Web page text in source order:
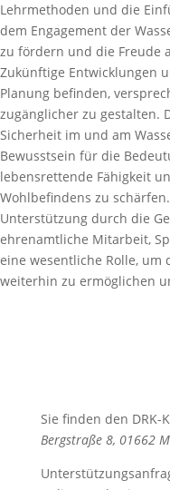
Lehrmethoden und die
dem Engagement der
zu fördern und die Freude
Zukünftige Entwicklungen
Planung befinden,
zugänglicher zu gestalten.
Sicherheit im und am
Bewusstsein für die
lebensrettende Fähigkeit
Wohlbefindens zu
Unterstützung durch die
ehrenamtliche Mitarbeit,
eine wesentliche Rolle, um
weiterhin zu ermöglichen
Sie finden den DRK-
Bergstraße 8, 01662